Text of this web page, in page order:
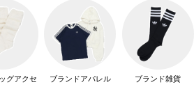
グアクセ ブランドアパレル ブランド雑貨